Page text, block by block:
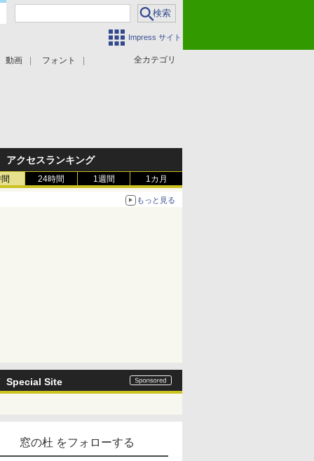
Impress サイト
全カテゴリ
動画 フォント
アクセスランキング
24時間 1週間 1カ月
もっと見る
Special Site
窓の杜 をフォローする